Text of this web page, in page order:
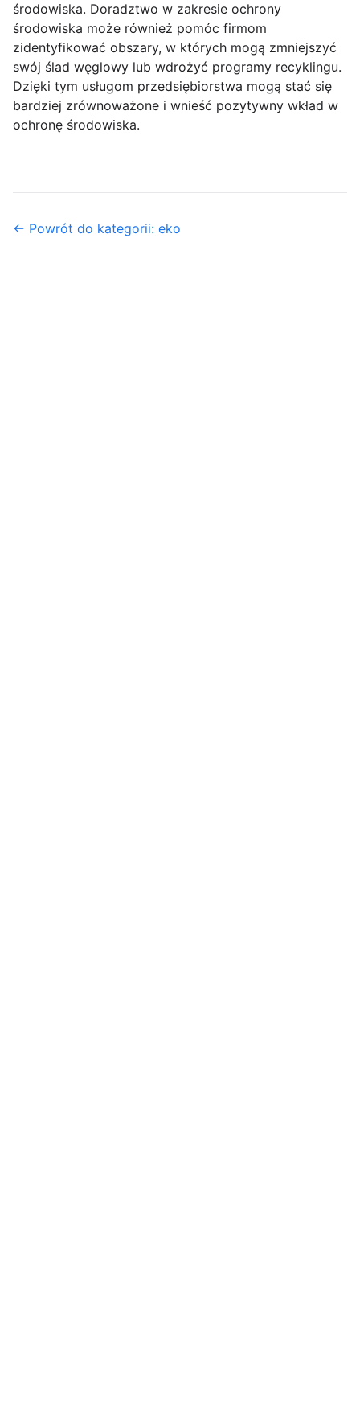
środowiska. Doradztwo w zakresie ochrony
środowiska może również pomóc firmom
zidentyfikować obszary, w których mogą zmniejszyć
swój ślad węglowy lub wdrożyć programy recyklingu.
Dzięki tym usługom przedsiębiorstwa mogą stać się
bardziej zrównoważone i wnieść pozytywny wkład w
ochronę środowiska.
← Powrót do kategorii: eko